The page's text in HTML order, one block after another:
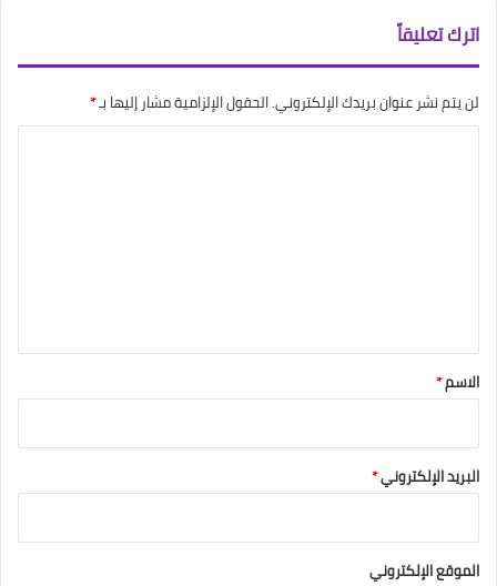
اترك تعليقاً
لن يتم نشر عنوان بريدك الإلكتروني.الحقول الإلزامية مشار إليها بـ*
*
الاسم*
البريد الإلكتروني*
الموقع الإلكتروني